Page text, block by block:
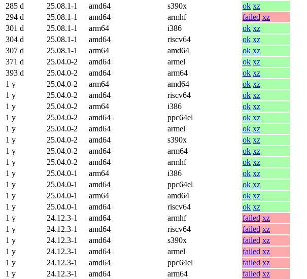
285 d
25.08.1-1 amd64 s390x ok xz
294 d
25.08.1-1 amd64 armhf failed xz
301 d
25.08.1-1 arm64 i386 ok xz
304 d
25.08.1-1 amd64 riscv64 ok xz
307 d
25.08.1-1 arm64 amd64 ok xz
371 d
25.04.0-2 amd64 armel ok xz
393 d
25.04.0-2 amd64 arm64 ok xz
1 y
25.04.0-2 arm64 amd64 ok xz
1 y
25.04.0-2 amd64 riscv64 ok xz
1 y
25.04.0-2 arm64 i386 ok xz
1 y
25.04.0-2 amd64 ppc64el ok xz
1 y
25.04.0-2 amd64 armel ok xz
1 y
25.04.0-2 amd64 s390x ok xz
1 y
25.04.0-2 amd64 arm64 ok xz
1 y
25.04.0-2 amd64 armhf ok xz
1 y
25.04.0-1 arm64 i386 ok xz
1 y
25.04.0-1 amd64 ppc64el ok xz
1 y
25.04.0-1 arm64 amd64 ok xz
1 y
25.04.0-1 amd64 riscv64 ok xz
1 y
24.12.3-1 amd64 armhf failed xz
1 y
24.12.3-1 amd64 riscv64 failed xz
1 y
24.12.3-1 amd64 s390x failed xz
1 y
24.12.3-1 amd64 armel failed xz
1 y
24.12.3-1 amd64 ppc64el failed xz
1 y
24.12.3-1 amd64 arm64 failed xz